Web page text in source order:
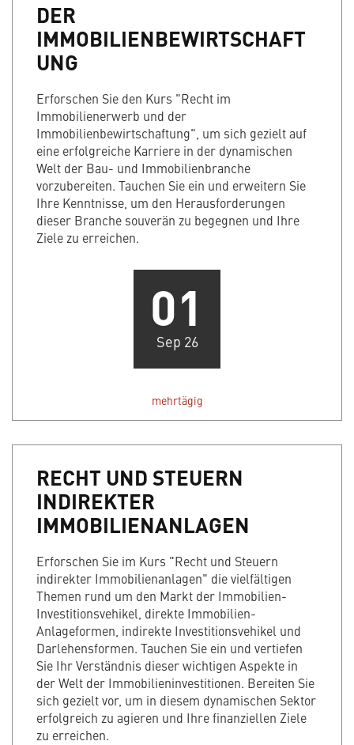
DER
IMMOBILIENBEWIRTSCHAFT
UNG
Erforschen Sie den Kurs "Recht im
Immobilienerwerb und der
Immobilienbewirtschaftung", um sich gezielt auf
eine erfolgreiche Karriere in der dynamischen
Welt der Bau- und Immobilienbranche
vorzubereiten. Tauchen Sie ein und erweitern Sie
Ihre Kenntnisse, um den Herausforderungen
dieser Branche souverän zu begegnen und Ihre
Ziele zu erreichen.
01
Sep 26
mehrtägig
RECHT UND STEUERN
INDIREKTER
IMMOBILIENANLAGEN
Erforschen Sie im Kurs "Recht und Steuern
indirekter Immobilienanlagen" die vielfältigen
Themen rund um den Markt der Immobilien-
Investitionsvehikel, direkte Immobilien-
Anlageformen, indirekte Investitionsvehikel und
Darlehensformen. Tauchen Sie ein und vertiefen
Sie Ihr Verständnis dieser wichtigen Aspekte in
der Welt der Immobilieninvestitionen. Bereiten Sie
sich gezielt vor, um in diesem dynamischen Sektor
erfolgreich zu agieren und Ihre finanziellen Ziele
zu erreichen.